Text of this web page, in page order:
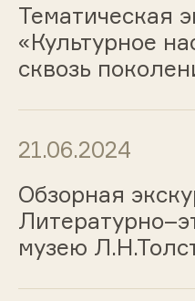
Тематическая
«Культурное
сквозь
21.06.2024
Обзорная
музею